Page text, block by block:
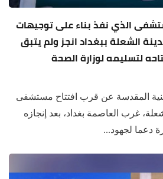
الذي نفذ بناء على توجيهات
الشعلة ببغداد انجز ولم يتبق
لتسليمه لوزارة الصحة
المقدسة عن قرب افتتاح مستشفى
الشعلة، غرب العاصمة بغداد، بعد إنجازه
دعما لجهود...